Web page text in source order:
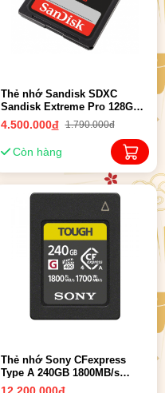
Thẻ nhớ Sandisk SDXC
Sandisk Extreme Pro 128GB
200MB/90MB/s | Chính Hãng
4.500.000đ 1.790.000đ
Còn hàng
Thẻ nhớ Sony CFexpress
Type A 240GB 1800MB/s
(CEA-G240T)